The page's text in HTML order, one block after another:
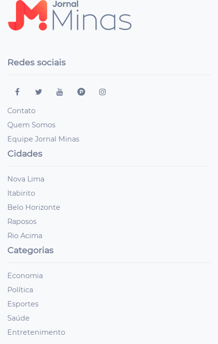
Redes sociais
Contato
Quem Somos
Equipe Jornal Minas
Cidades
Nova Lima
Itabirito
Belo Horizonte
Raposos
Rio Acima
Categorias
Economia
Política
Esportes
Saúde
Entretenimento